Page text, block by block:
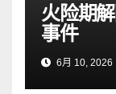
火险期
事件
6月 10, 2026